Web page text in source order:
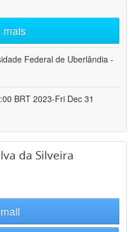
mais
Federal de Uberlândia -
BRT 2023-Fri Dec 31
da Silveira